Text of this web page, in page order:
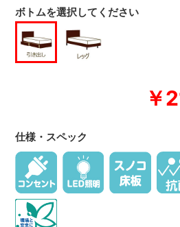
￥
ボトムを選択してください
仕様・スペック